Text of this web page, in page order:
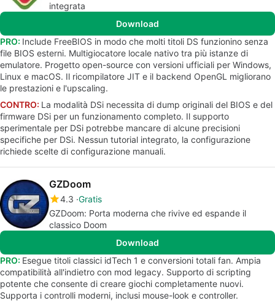
integrata
Download
PRO: Include FreeBIOS in modo che molti titoli DS funzionino senza
file BIOS esterni. Multigiocatore locale nativo tra più istanze di
emulatore. Progetto open-source con versioni ufficiali per Windows,
Linux e macOS. Il ricompilatore JIT e il backend OpenGL migliorano
le prestazioni e l'upscaling.
CONTRO: La modalità DSi necessita di dump originali del BIOS e del
firmware DSi per un funzionamento completo. Il supporto
sperimentale per DSi potrebbe mancare di alcune precisioni
specifiche per DSi. Nessun tutorial integrato, la configurazione
richiede scelte di configurazione manuali.
GZDoom
4.3 Gratis
GZDoom: Porta moderna che rivive ed espande il
classico Doom
Download
PRO: Esegue titoli classici idTech 1 e conversioni totali fan. Ampia
compatibilità all'indietro con mod legacy. Supporto di scripting
potente che consente di creare giochi completamente nuovi.
Supporta i controlli moderni, inclusi mouse-look e controller.